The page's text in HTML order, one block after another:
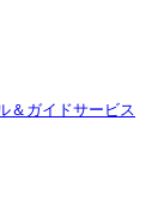
＆ガイドサービス